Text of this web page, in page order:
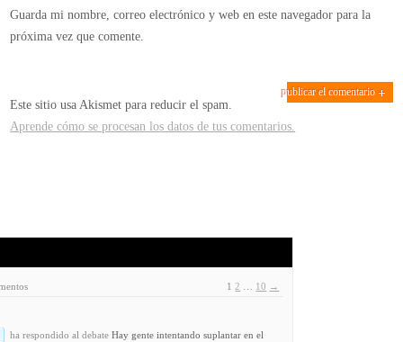
Guarda mi nombre, correo electrónico y web en este navegador para la
próxima vez que comente.
Este sitio usa Akismet para reducir el spam.
Aprende cómo se procesan los datos de tus comentarios.
1 2 10 →
ha respondido al debate Hay gente intentando suplantar en el